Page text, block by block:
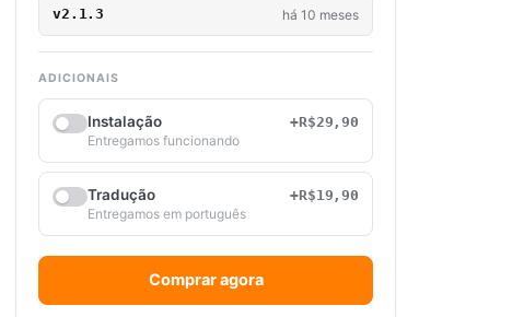
v2.1.3 há 10 meses
ADICIONAIS
Instalação
+R$29,90
Entregamos funcionando
Tradução
+R$19,90
Entregamos em português
Comprar agora